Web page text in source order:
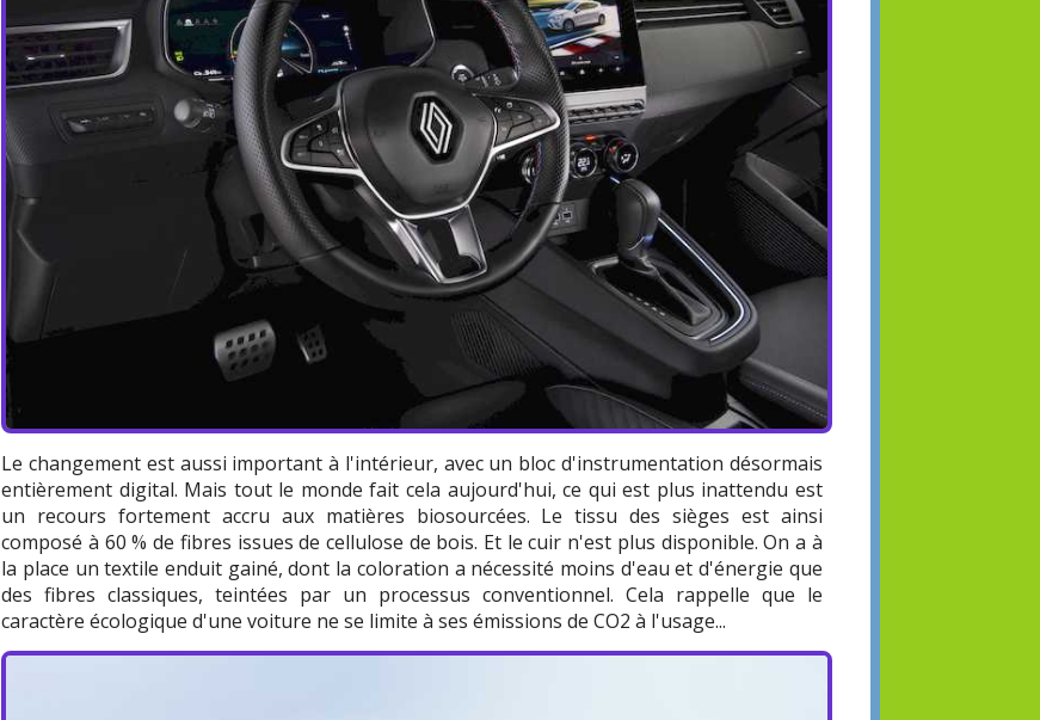
Le changement est aussi important à l'intérieur, avec un bloc d'instrumentation désormais
entièrement digital. Mais tout le monde fait cela aujourd'hui, ce qui est plus inattendu est
un recours fortement accru aux matières biosourcées. Le tissu des sièges est ainsi
composé à 60 % de fibres issues de cellulose de bois. Et le cuir n'est plus disponible. On a à
la place un textile enduit gainé, dont la coloration a nécessité moins d'eau et d'énergie que
des fibres classiques, teintées par un processus conventionnel. Cela rappelle que le
caractère écologique d'une voiture ne se limite à ses émissions de CO2 à l'usage...